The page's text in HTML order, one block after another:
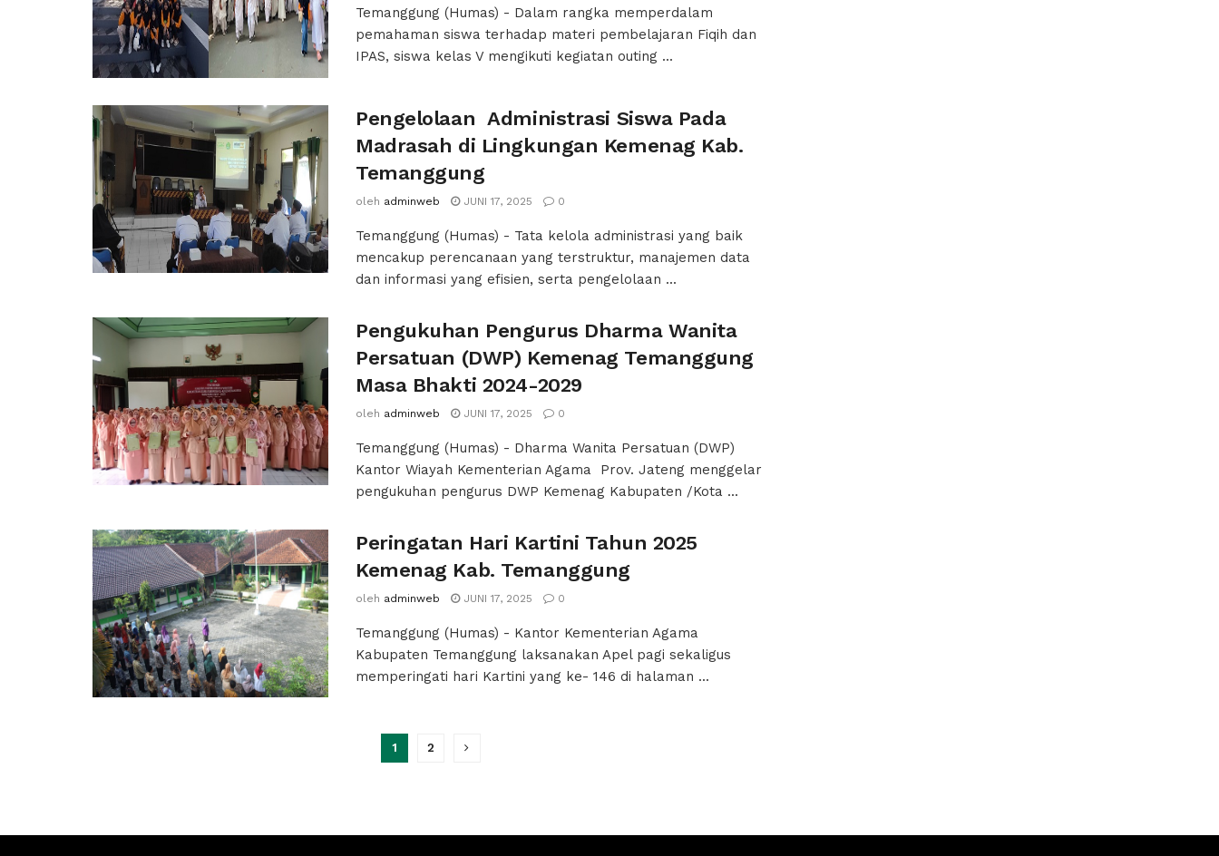
Temanggung (Humas) - Dalam rangka memperdalam
pemahaman siswa terhadap materi pembelajaran Fiqih dan
IPAS, siswa kelas V mengikuti kegiatan outing ...
Pengelolaan Administrasi Siswa Pada
Madrasah di Lingkungan Kemenag Kab.
Temanggung
oleh adminweb JUNI 17, 2025 0
Temanggung (Humas) - Tata kelola administrasi yang baik
mencakup perencanaan yang terstruktur, manajemen data
dan informasi yang efisien, serta pengelolaan ...
Pengukuhan Pengurus Dharma Wanita
Persatuan (DWP) Kemenag Temanggung
Masa Bhakti 2024-2029
oleh adminweb JUNI 17, 2025 0
Temanggung (Humas) - Dharma Wanita Persatuan (DWP)
Kantor Wiayah Kementerian Agama Prov. Jateng menggelar
pengukuhan pengurus DWP Kemenag Kabupaten /Kota ...
Peringatan Hari Kartini Tahun 2025
Kemenag Kab. Temanggung
oleh adminweb JUNI 17, 2025 0
Temanggung (Humas) - Kantor Kementerian Agama
Kabupaten Temanggung laksanakan Apel pagi sekaligus
memperingati hari Kartini yang ke- 146 di halaman ...
1 2